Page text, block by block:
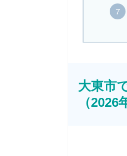
大東市
（2026